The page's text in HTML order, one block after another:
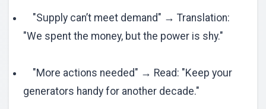
"Supply can’t meet demand" → Translation:
"We spent the money, but the power is shy."
"More actions needed" → Read: "Keep your
generators handy for another decade."